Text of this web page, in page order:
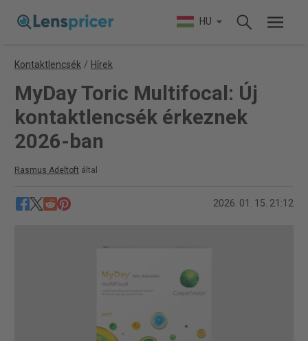
HU
Kontaktlencsék / Hírek
MyDay Toric Multifocal: Új
kontaktlencsék érkeznek
2026-ban
Rasmus Adeltoft által
2026. 01. 15. 21:12